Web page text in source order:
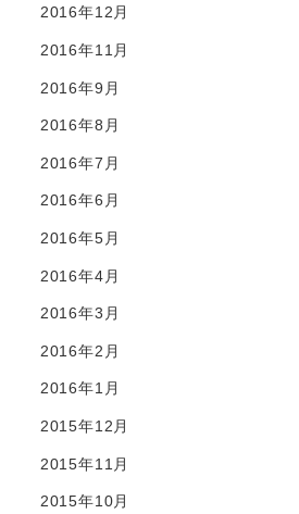
2016年12月
2016年11月
2016年9月
2016年8月
2016年7月
2016年6月
2016年5月
2016年4月
2016年3月
2016年2月
2016年1月
2015年12月
2015年11月
2015年10月